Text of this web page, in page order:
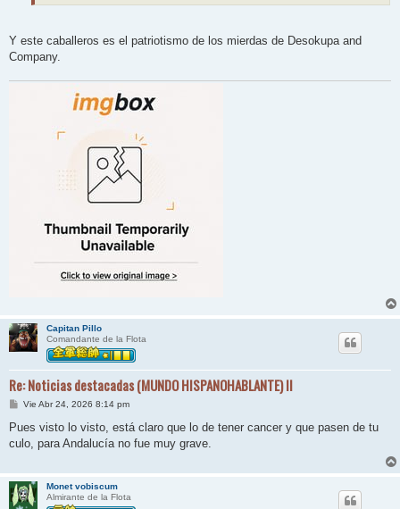
Y este caballeros es el patriotismo de los mierdas de Desokupa and
Company.
Capitan Pillo
Comandante de la Flota
Re: Noticias destacadas (MUNDO HISPANOHABLANTE) II
M
n
a
Vie Abr 24, 2026 8:14 pm
Pues visto lo visto, está claro que lo de tener cancer y que pasen de tu
culo, para Andalucía no fue muy grave.
Monet vobiscum
Almirante de la Flota